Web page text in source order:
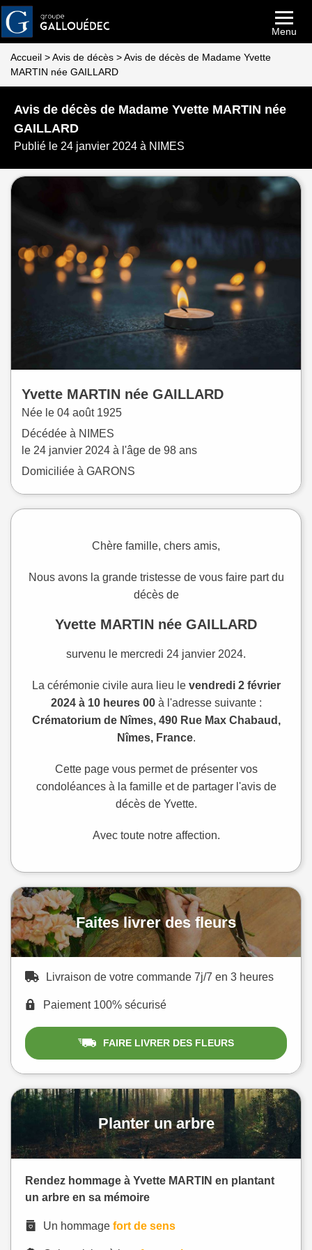
Menu
Accueil >Avis de décès >Avis de décès de Madame Yvette
MARTIN née GAILLARD
Avis de décès de Madame Yvette MARTIN née
GAILLARD
Publié le 24 janvier 2024 à NIMES
Yvette MARTIN née GAILLARD
Née le 04 août 1925
Décédée à NIMES
le 24 janvier 2024 à l'âge de 98 ans
Domiciliée à GARONS
Chère famille, chers amis,
Nous avons la grande tristesse de vous faire part du
décès de
Yvette MARTIN née GAILLARD
survenu le mercredi 24 janvier 2024.
La cérémonie civile aura lieu le vendredi 2 février
2024 à 10 heures 00à l'adresse suivante :
Crématorium de Nîmes, 490 Rue Max Chabaud,
Nîmes, France.
Cette page vous permet de présenter vos
condoléances à la famille et de partager l'avis de
décès de Yvette.
Avec toute notre affection.
Faites livrer des fleurs
Livraison de votre commande 7j/7 en 3 heures
Paiement 100% sécurisé
FAIRE LIVRER DES FLEURS
Planter un arbre
Rendez hommage à Yvette MARTIN en plantant
un arbre en sa mémoire
Un hommage fort de sens